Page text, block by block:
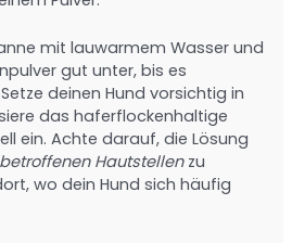
mit lauwarmem Wasser und
gut unter, bis es
deinen Hund vorsichtig in
das haferflockenhaltige
ein. Achte darauf, die Lösung
betroffenen Hautstellenzu
wo dein Hund sich häufig